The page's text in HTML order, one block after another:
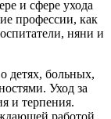
и сфере ухода
профессии, как
няни и
детях, больных,
Уход за
и терпения.
работой,